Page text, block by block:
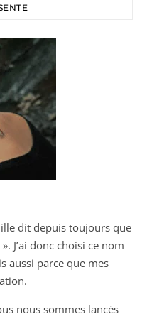
dit depuis toujours que
J’ai donc choisi ce nom
aussi parce que mes
nous sommes lancés